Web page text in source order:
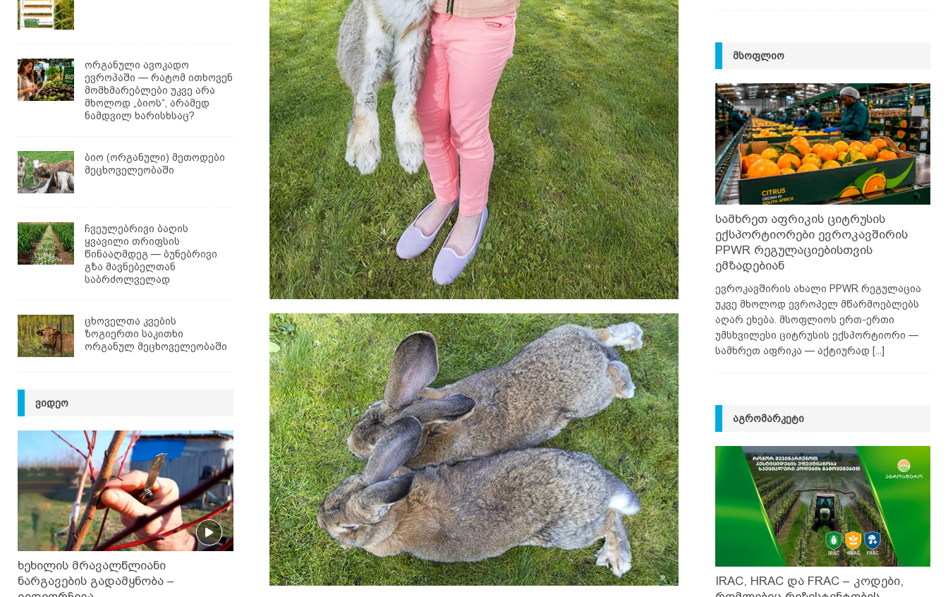
ორგანული ავოკადო
ევროპაში — რატომ ითხოვენ
მომხმარებლები უკვე არა
მხოლოდ „ბიოს“, არამედ
ნამდვილ ხარისხსაც?
ბიო (ორგანული) მეთოდები
მეცხოველეობაში
ჩვეულებრივი ბაღის
ყვავილი თრიფსის
წინააღმდეგ — ბუნებრივი
გზა მავნებელთან
საბრძოლველად
ცხოველთა კვების
ზოგიერთი საკითხი
ორგანულ მეცხოველეობაში
ᲕᲘᲓᲔᲝ
ხეხილის მრავალწლიანი
ნარგავების გადამყნობა –
ᲛᲡᲝᲤᲚᲘᲝ
სამხრეთ აფრიკის ციტრუსის
ექსპორტიორები ევროკავშირის
PPWR რეგულაციებისთვის
ემზადებიან
ევროკავშირის ახალი PPWR რეგულაცია
უკვე მხოლოდ ევროპელ მწარმოებლებს
აღარ ეხება. მსოფლიოს ერთ-ერთი
უმსხვილესი ციტრუსის ექსპორტიორი —
სამხრეთ აფრიკა — აქტიურად [...]
ᲐᲒᲠᲝᲛᲐᲠᲙᲔᲢᲘ
IRAC, HRAC და FRAC – კოდები,